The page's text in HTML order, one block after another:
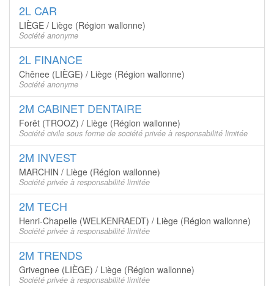
2L CAR
LIÈGE / Liège (Région wallonne)
Société anonyme
2L FINANCE
Chênee (LIÈGE) / Liège (Région wallonne)
Société anonyme
2M CABINET DENTAIRE
Forêt (TROOZ) / Liège (Région wallonne)
Société civile sous forme de société privée à responsabilité limitée
2M INVEST
MARCHIN / Liège (Région wallonne)
Société privée à responsabilité limitée
2M TECH
Henri-Chapelle (WELKENRAEDT) / Liège (Région wallonne)
Société privée à responsabilité limitée
2M TRENDS
Grivegnee (LIÈGE) / Liège (Région wallonne)
Société privée à responsabilité limitée